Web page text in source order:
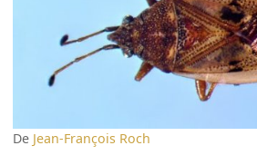
De Jean-François Roch